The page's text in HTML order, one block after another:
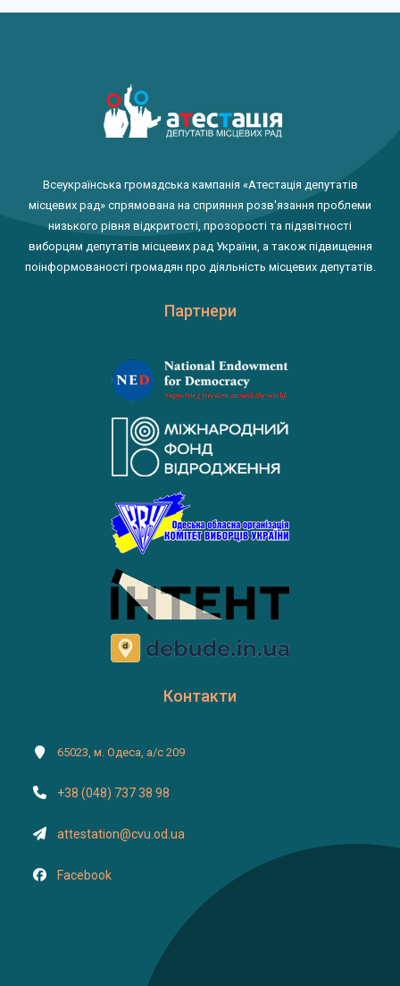
Всеукраїнська громадська кампанія «Атестація депутатів
місцевих рад» спрямована на сприяння розв'язання проблеми
низького рівня відкритості, прозорості та підзвітності
виборцям депутатів місцевих рад України, а також підвищення
поінформованості громадян про діяльність місцевих депутатів.
Партнери
Контакти
65023, м. Одеса, а/с 209
+38 (048) 737 38 98
attestation@cvu.od.ua
Facebook